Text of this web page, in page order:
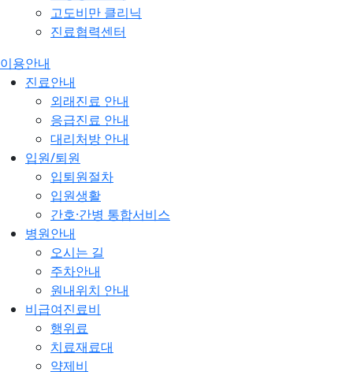
고도비만 클리닉
진료협력센터
이용안내
진료안내
외래진료 안내
응급진료 안내
대리처방 안내
입원/퇴원
입퇴원절차
입원생활
간호·간병 통합서비스
병원안내
오시는 길
주차안내
원내위치 안내
비급여진료비
행위료
치료재료대
약제비